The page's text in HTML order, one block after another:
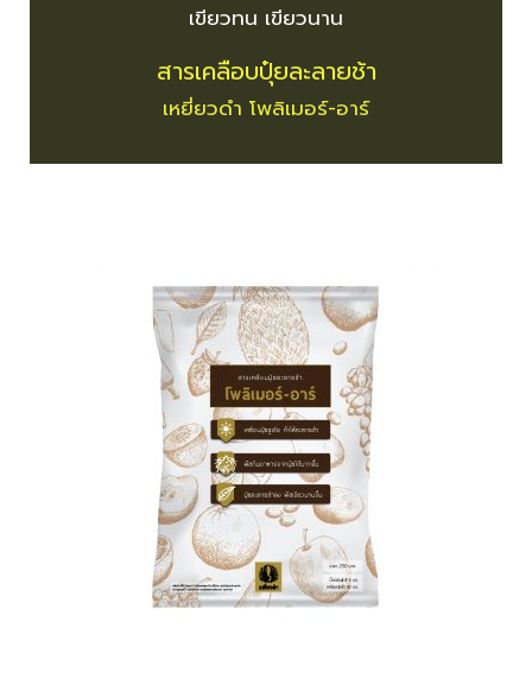
เขียวทน เขียวนาน
สารเคลือบปุ๋ยละลายช้า
เหยี่ยวดำ โพลิเมอร์-อาร์